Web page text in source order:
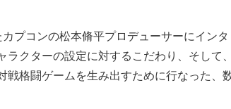
プコンの松本脩平プロデューサーにイン
ラクターの設定に対するこだわり、そして
戦格闘ゲームを生み出すために行なった、